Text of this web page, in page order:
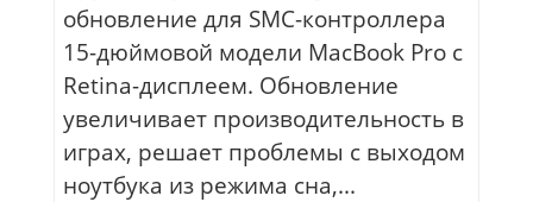
обновление для SMC-контроллера
15-дюймовой модели MacBook Pro с
Retina-дисплеем. Обновление
увеличивает производительность в
играх, решает проблемы с выходом
ноутбука из режима сна,...